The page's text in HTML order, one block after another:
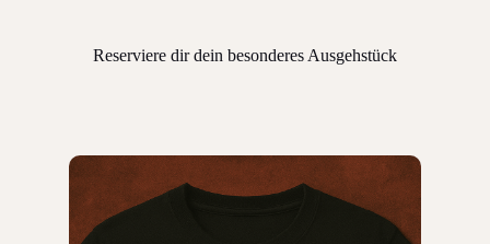
Reserviere dir dein besonderes Ausgehstück